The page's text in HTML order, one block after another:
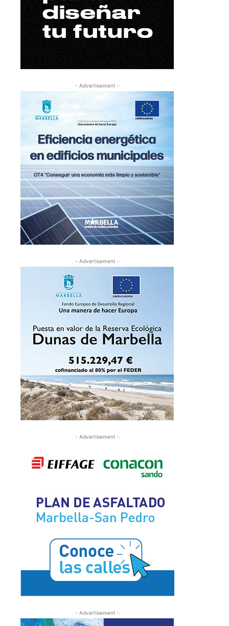
- Advertisement -
- Advertisement -
- Advertisement -
- Advertisement -